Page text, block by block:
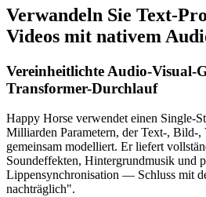
Verwandeln Sie Text-
Videos mit nativem
Vereinheitlichte Audio-Visual-
Transformer-Durchlauf
Happy Horse verwendet einen Single-
Milliarden Parametern, der Text-, Bild-
gemeinsam modelliert. Er liefert
Soundeffekten, Hintergrundmusik und
Lippensynchronisation — Schluss mit
nachträglich".